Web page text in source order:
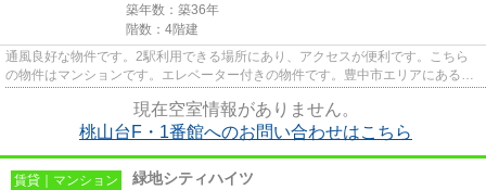
築年数：築36年
階数：4階建
通風良好な物件です。2駅利用できる場所にあり、アクセスが便利です。こちら
の物件はマンションです。エレベーター付きの物件です。豊中市エリアにある賃
現在空室情報がありません。
桃山台F・1番館へのお問い合わせはこちら
賃貸｜マンション 緑地シティハイツ